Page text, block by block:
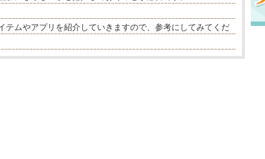
テムやアプリを紹介していきますので、参考にしてみてくだ